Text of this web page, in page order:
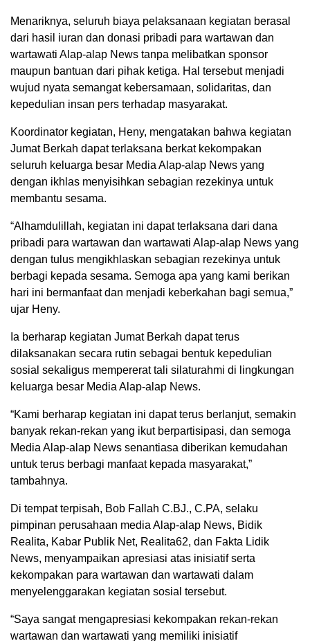
Menariknya, seluruh biaya pelaksanaan kegiatan berasal
dari hasil iuran dan donasi pribadi para wartawan dan
wartawati Alap-alap News tanpa melibatkan sponsor
maupun bantuan dari pihak ketiga. Hal tersebut menjadi
wujud nyata semangat kebersamaan, solidaritas, dan
kepedulian insan pers terhadap masyarakat.
Koordinator kegiatan, Heny, mengatakan bahwa kegiatan
Jumat Berkah dapat terlaksana berkat kekompakan
seluruh keluarga besar Media Alap-alap News yang
dengan ikhlas menyisihkan sebagian rezekinya untuk
membantu sesama.
“Alhamdulillah, kegiatan ini dapat terlaksana dari dana
pribadi para wartawan dan wartawati Alap-alap News yang
dengan tulus mengikhlaskan sebagian rezekinya untuk
berbagi kepada sesama. Semoga apa yang kami berikan
hari ini bermanfaat dan menjadi keberkahan bagi semua,”
ujar Heny.
Ia berharap kegiatan Jumat Berkah dapat terus
dilaksanakan secara rutin sebagai bentuk kepedulian
sosial sekaligus mempererat tali silaturahmi di lingkungan
keluarga besar Media Alap-alap News.
“Kami berharap kegiatan ini dapat terus berlanjut, semakin
banyak rekan-rekan yang ikut berpartisipasi, dan semoga
Media Alap-alap News senantiasa diberikan kemudahan
untuk terus berbagi manfaat kepada masyarakat,”
tambahnya.
Di tempat terpisah, Bob Fallah C.BJ., C.PA, selaku
pimpinan perusahaan media Alap-alap News, Bidik
Realita, Kabar Publik Net, Realita62, dan Fakta Lidik
News, menyampaikan apresiasi atas inisiatif serta
kekompakan para wartawan dan wartawati dalam
menyelenggarakan kegiatan sosial tersebut.
“Saya sangat mengapresiasi kekompakan rekan-rekan
wartawan dan wartawati yang memiliki inisiatif